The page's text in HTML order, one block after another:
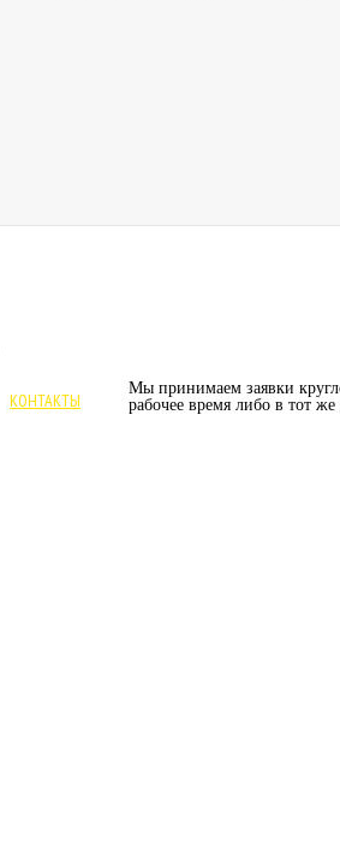
КОНТАКТЫ
Мы принимаем заявки
рабочее время либо в тот